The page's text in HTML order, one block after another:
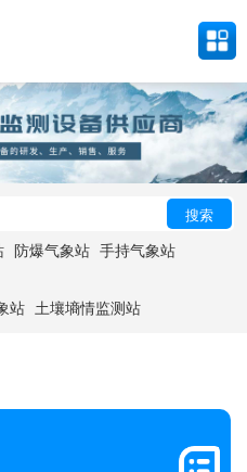
搜索
防爆气象站 手持气象站
站 土壤墒情监测站